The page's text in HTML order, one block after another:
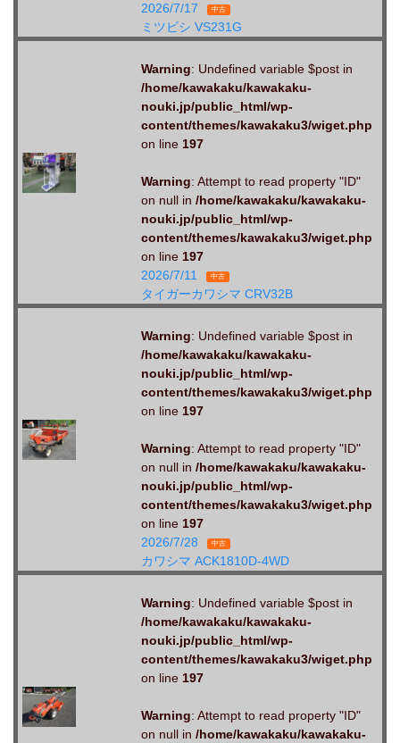
2026/7/17
中古
ミツビシ VS231G
Warning: Undefined variable $post in
/home/kawakaku/kawakaku-
nouki.jp/public_html/wp-
content/themes/kawakaku3/wiget.php
on line 197
Warning: Attempt to read property "ID"
on null in /home/kawakaku/kawakaku-
nouki.jp/public_html/wp-
content/themes/kawakaku3/wiget.php
on line 197
2026/7/11
中古
タイガーカワシマ CRV32B
Warning: Undefined variable $post in
/home/kawakaku/kawakaku-
nouki.jp/public_html/wp-
content/themes/kawakaku3/wiget.php
on line 197
Warning: Attempt to read property "ID"
on null in /home/kawakaku/kawakaku-
nouki.jp/public_html/wp-
content/themes/kawakaku3/wiget.php
on line 197
2026/7/28
中古
カワシマ ACK1810D-4WD
Warning: Undefined variable $post in
/home/kawakaku/kawakaku-
nouki.jp/public_html/wp-
content/themes/kawakaku3/wiget.php
on line 197
Warning: Attempt to read property "ID"
on null in /home/kawakaku/kawakaku-